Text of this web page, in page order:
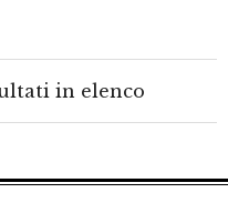
in elenco